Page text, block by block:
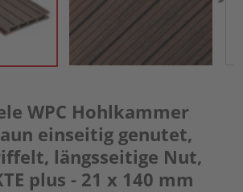
WPC Hohlkammer
einseitig genutet,
längsseitige Nut,
plus - 21 x 140 mm